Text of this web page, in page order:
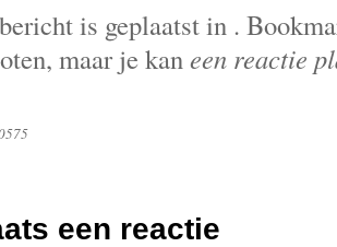
is geplaatst in .
maar je kaneen reactie
een reactie